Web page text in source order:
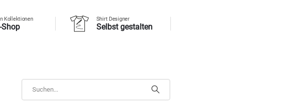
Kollektionen
Shop
Shirt Designer
Selbst gestalten